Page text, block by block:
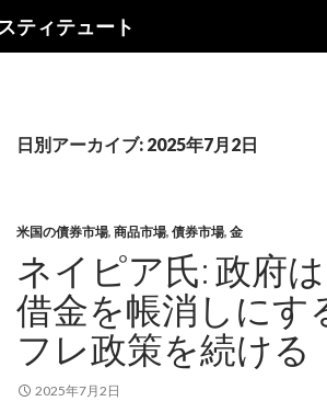
ティテュート
日別アーカイブ: 2025年7月2日
米国の債券市場, 商品市場, 債券市場, 金
ネイピア氏: 政府
借金を帳消しにす
フレ政策を続ける
2025年7月2日